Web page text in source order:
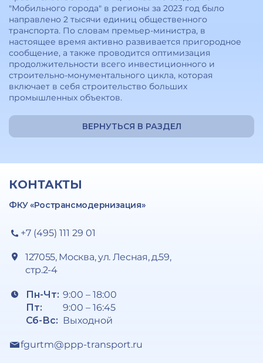
"Мобильного города" в регионы за 2023 год было
направлено 2 тысячи единиц общественного
транспорта. По словам премьер-министра, в
настоящее время активно развивается пригородное
сообщение, а также проводится оптимизация
продолжительности всего инвестиционного и
строительно-монументального цикла, которая
включает в себя строительство больших
промышленных объектов.
ВЕРНУТЬСЯ В РАЗДЕЛ
КОНТАКТЫ
ФКУ «Ространсмодернизация»
+7 (495) 111 29 01
127055, Москва, ул. Лесная, д.59,
стр.2-4
Пн-Чт:
Пт:
Сб-Вс:
9:00 – 18:00
9:00 – 16:45
Выходной
fgurtm@ppp-transport.ru